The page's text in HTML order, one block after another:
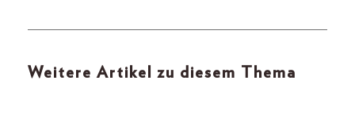
Weitere Artikel zu diesem Thema